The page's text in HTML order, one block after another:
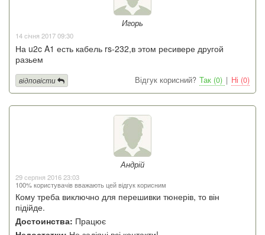
Игорь
14 січня 2017 09:30
На u2c A1 есть кабель rs-232,в этом ресивере другой
разьем
Відгук корисний? Так (0) | Ні (0)
відповісти
Андрій
29 серпня 2016 23:03
100% користувачів вважають цей відгук корисним
Кому треба виключно для перешивки тюнерів, то він
підійде.
Достоинства: Працює